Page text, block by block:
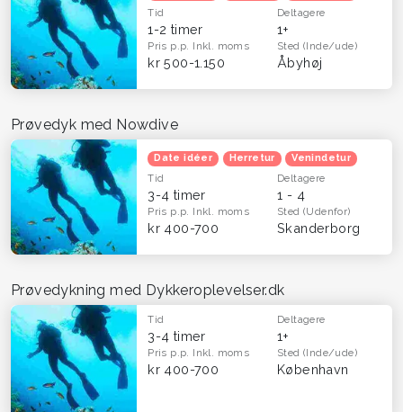
Tid
1-2 timer
Deltagere
1+
Pris p.p. Inkl. moms
kr 500-1.150
Sted(Inde/ude)
Åbyhøj‎
Prøvedyk med Nowdive
Date idéer Herretur Venindetur
Tid
3-4 timer
Deltagere
1 - 4
Pris p.p. Inkl. moms
kr 400-700
Sted(Udenfor)
Skanderborg
Prøvedykning med Dykkeroplevelser.dk
Tid
3-4 timer
Deltagere
1+
Pris p.p. Inkl. moms
kr 400-700
Sted(Inde/ude)
København